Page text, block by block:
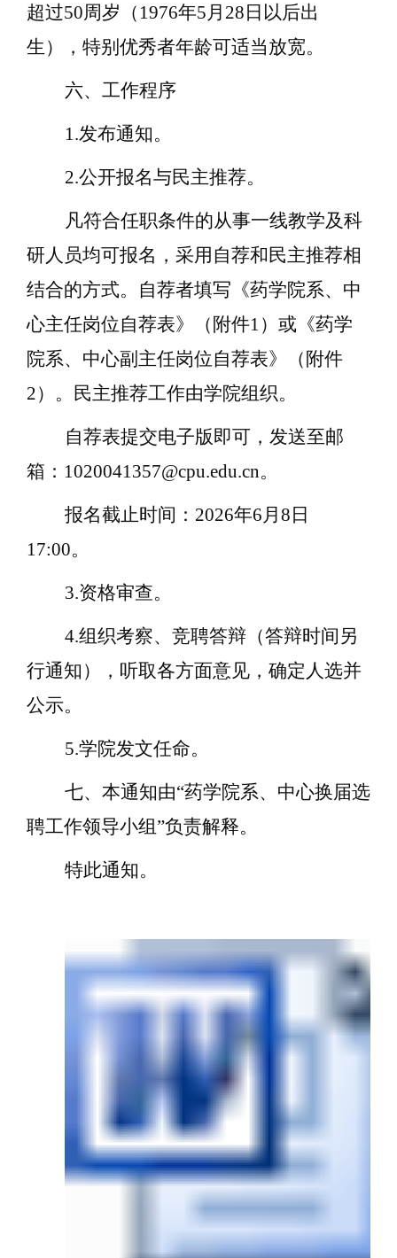
超过50周岁（1976年5月 28 日以后出
生），特别优秀者年龄可适当放宽。
六、工作程序
1.发布通知。
2.公开报名与民主推荐。
凡符合任职条件的从事一线教学及科
研人员均可报名，采用自荐和民主推荐相
结合的方式。自荐者填写《药学院系、中
心主任岗位自荐表》（附件1）或《药学
院系、中心副主任岗位自荐表》（附件
2）。民主推荐工作由学院组织。
自荐表提交电子版即可，发送至邮
箱： 1020041357@cpu.edu.cn。
报名截止时间： 2026年6月 8 日
17:00。
3.资格审查。
4.组织考察、竞聘答辩（答辩时间另
行通知），听取各方面意见，确定人选并
公示。
5.学院发文任命。
七、本通知由“药学院系、中心换届选
聘工作领导小组”负责解释。
特此通知。